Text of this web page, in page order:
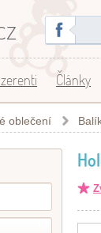
Články
oblečení